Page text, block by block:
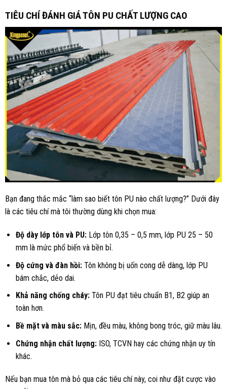
TIÊU CHÍ ĐÁNH GIÁ TÔN PU CHẤT LƯỢNG CAO
Bạn đang thắc mắc “làm sao biết tôn PU nào chất lượng?” Dưới đây
là các tiêu chí mà tôi thường dùng khi chọn mua:
Độ dày lớp tôn và PU: Lớp tôn 0,35 – 0,5 mm, lớp PU 25 – 50
mm là mức phổ biến và bền bỉ.
Độ cứng và đàn hồi: Tôn không bị uốn cong dễ dàng, lớp PU
bám chắc, dẻo dai.
Khả năng chống cháy: Tôn PU đạt tiêu chuẩn B1, B2 giúp an
toàn hơn.
Bề mặt và màu sắc: Mịn, đều màu, không bong tróc, giữ màu lâu.
Chứng nhận chất lượng: ISO, TCVN hay các chứng nhận uy tín
khác.
Nếu bạn mua tôn mà bỏ qua các tiêu chí này, coi như đặt cược vào